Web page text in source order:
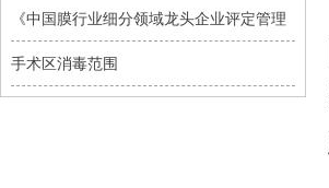
《中国膜行业细分领域龙头企业评定管理
手术区消毒范围